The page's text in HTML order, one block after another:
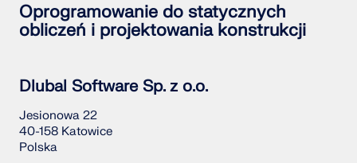
Oprogramowanie do statycznych
obliczeń i projektowania konstrukcji
Dlubal Software Sp. z o.o.
Jesionowa 22
40-158 Katowice
Polska